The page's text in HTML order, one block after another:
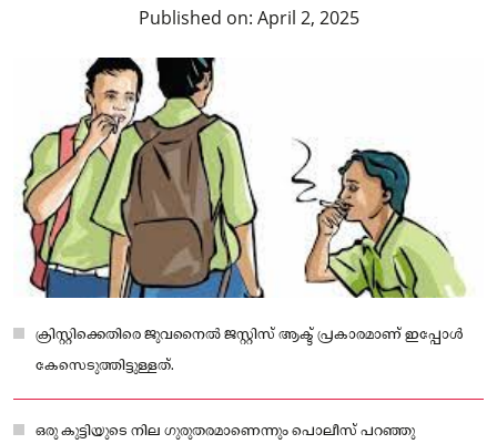
Published on: April 2, 2025
ക്രിസ്റ്റിക്കെതിരെ ജുവനൈല്‍ ജസ്റ്റിസ് ആക്ട് പ്രകാരമാണ് ഇപ്പോൾ
കേസെടുത്തിട്ടുള്ളത്.
ഒരു കുട്ടിയുടെ നില ഗുരുതരമാണെന്നും പൊലീസ് പറഞ്ഞു